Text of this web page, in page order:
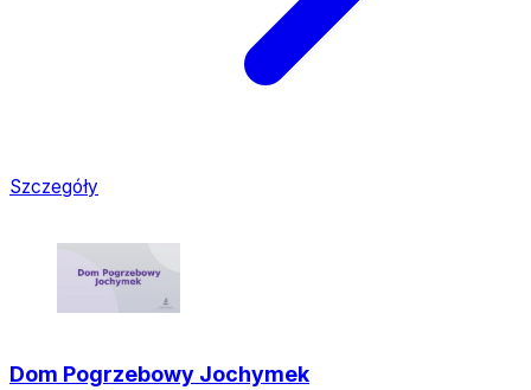
Szczegóły
Dom Pogrzebowy Jochymek